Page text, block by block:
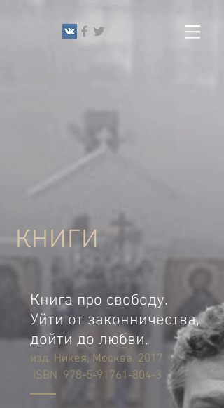
КНИГИ
Книга про свободу.
Уйти от законничества,
дойти до любви.
изд. Никея, Москва. 2017
ISBN 978-5-91761-804-3